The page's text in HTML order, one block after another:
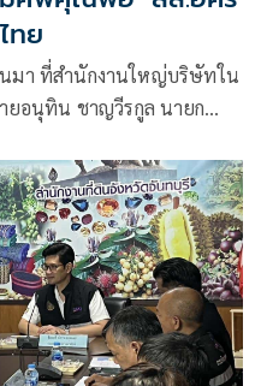
ทย
มา ที่สำนักงานใหญ่บริษัทใน
ยอนุทิน ชาญวีรกูล นายก
ำสำนักนายกรัฐมนตรี นาย